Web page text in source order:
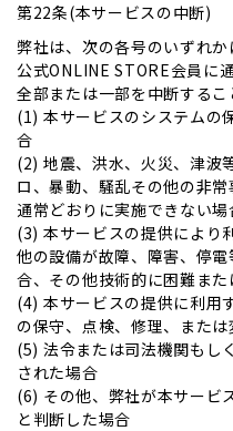
第22条(本サービスの中断)
弊社は、次の各号のいずれ
公式ONLINE STORE会員に
全部または一部を中断するこ
(1) 本サービスのシステムの
合
(2) 地震、洪水、火災、津波
ロ、暴動、騒乱その他の非
通常どおりに実施できない場
(3) 本サービスの提供により
他の設備が故障、障害、停
合、その他技術的に困難ま
(4) 本サービスの提供に利用
の保守、点検、修理、また
(5) 法令または司法機関もし
された場合
(6) その他、弊社が本サービ
と判断した場合